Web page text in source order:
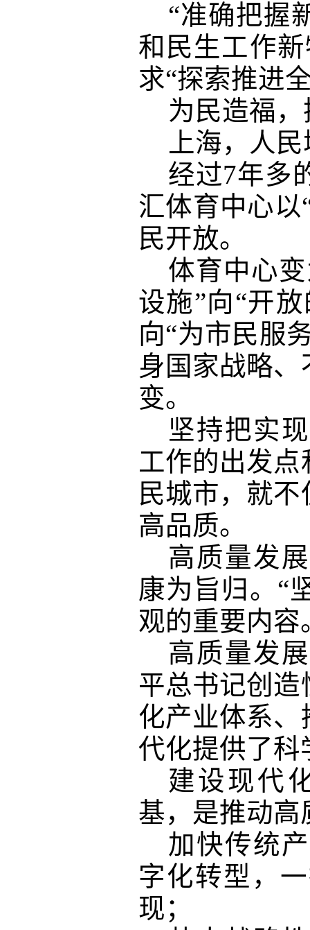
“准确把握
和民生工作
求“探索推进
为民造福，
上海，人
经过7年多
汇体育中心以
民开放。
体育中心
设施”向“开
向“为市民服
身国家战略
变。
坚持把实
工作的出发
民城市，就
高品质。
高质量发
康为旨归。 “
观的重要内容
高质量发
平总书记创
化产业体系
代化提供了科
建设现代
基，是推动高
加快传统
字化转型，
现；